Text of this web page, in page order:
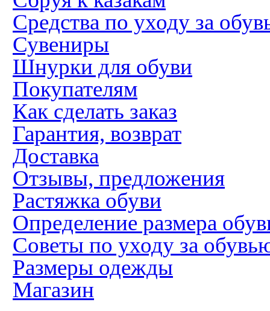
Средства по уходу за
Сувениры
Шнурки для обуви
Покупателям
Как сделать заказ
Гарантия, возврат
Доставка
Отзывы, предложения
Растяжка обуви
Определение размера
Советы по уходу за
Размеры одежды
Магазин